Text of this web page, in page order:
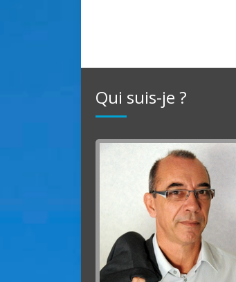
Qui suis-je ?